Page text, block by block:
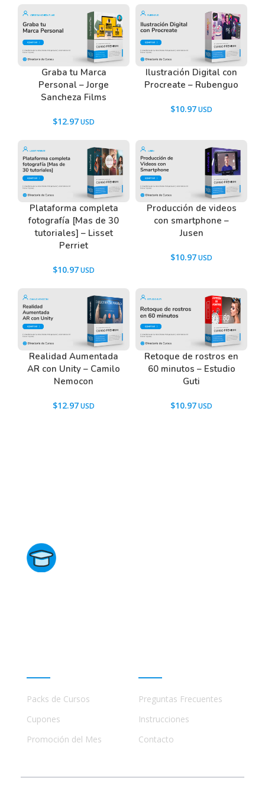
Graba tu Marca
Personal – Jorge
Sancheza Films
$12.97
Ilustración Digital con
Procreate – Rubenguo
$10.97
Plataforma completa
fotografía [Mas de 30
tutoriales] – Lisset
Perriet
$10.97
Producción de videos
con smartphone –
Jusen
$10.97
Realidad Aumentada
AR con Unity – Camilo
Nemocon
$12.97
Retoque de rostros en
60 minutos – Estudio
Guti
$10.97
Packs de Cursos
Cupones
Promoción del Mes
Preguntas Frecuentes
Instrucciones
Contacto